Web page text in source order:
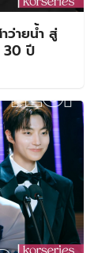
ว่ายน้ำ สู่
30 ปี